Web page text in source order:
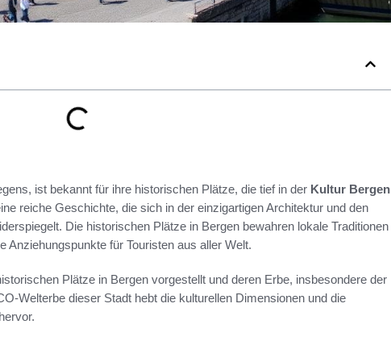
ist bekannt für ihre historischen Plätze, die tief in der Kultur Bergen
reiche Geschichte, die sich in der einzigartigen Architektur und den
Die historischen Plätze in Bergen bewahren lokale Traditionen
Anziehungspunkte für Touristen aus aller Welt.
Plätze in Bergen vorgestellt und deren Erbe, insbesondere der
Welterbe dieser Stadt hebt die kulturellen Dimensionen und die